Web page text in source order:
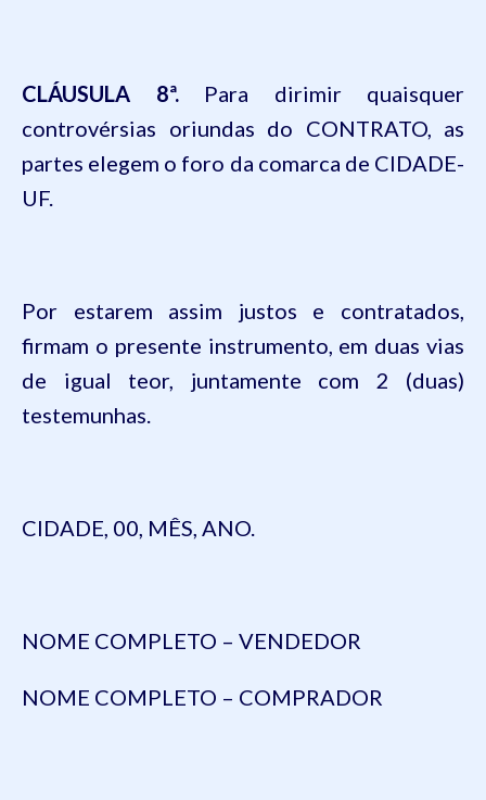
CLÁUSULA 8ª.
Para dirimir quaisquer
controvérsias oriundas do CONTRATO, as
partes elegem o foro da comarca de CIDADE-
UF.
Por estarem assim justos e contratados,
firmam o presente instrumento, em duas vias
de igual teor, juntamente com 2 (duas)
testemunhas.
CIDADE, 00, MÊS, ANO.
NOME COMPLETO – VENDEDOR
NOME COMPLETO – COMPRADOR